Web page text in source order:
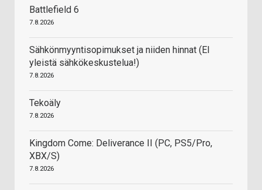
Battlefield 6
7.8.2026
Sähkönmyyntisopimukset ja niiden hinnat (EI
yleistä sähkökeskustelua!)
7.8.2026
Tekoäly
7.8.2026
Kingdom Come: Deliverance II (PC, PS5/Pro,
XBX/S)
7.8.2026